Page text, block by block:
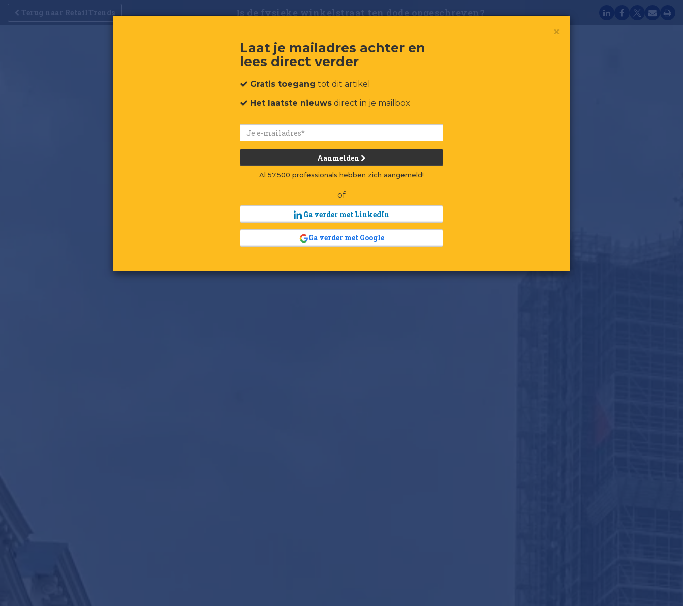
Terug naar RetailTrends Is de fysieke winkelstraat ten dode opgeschreven?
×
Laat je mailadres achter en
lees direct verder
Gratis toegang tot dit artikel
Het laatste nieuws direct in je mailbox
Aanmelden
Al 57.500 professionals hebben zich aangemeld!
of
Ga verder met LinkedIn
Ga verder met Google